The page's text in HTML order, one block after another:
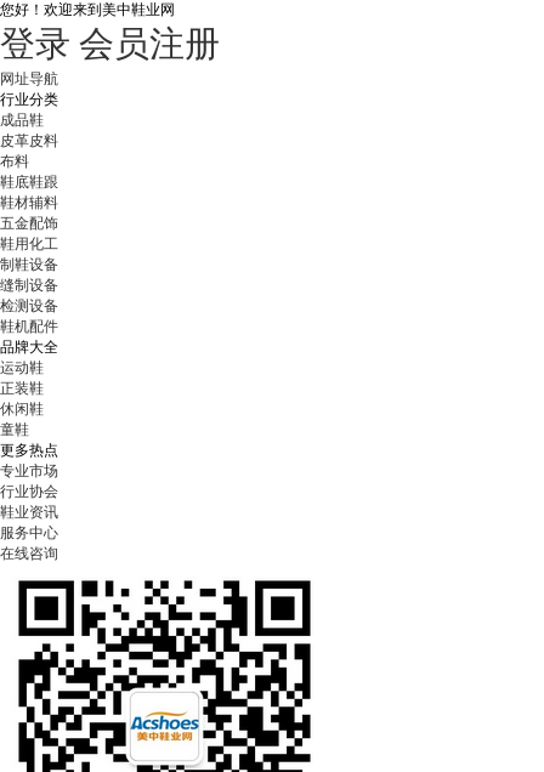
您好！ 欢迎来到美中鞋业网
登录 会员注册
网址导航
行业分类
成品鞋
皮革皮料
布料
鞋底鞋跟
鞋材辅料
五金配饰
鞋用化工
制鞋设备
缝制设备
检测设备
鞋机配件
品牌大全
运动鞋
正装鞋
休闲鞋
童鞋
更多热点
专业市场
行业协会
鞋业资讯
服务中心
在线咨询